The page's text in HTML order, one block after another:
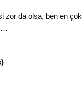
zor da olsa, ben en